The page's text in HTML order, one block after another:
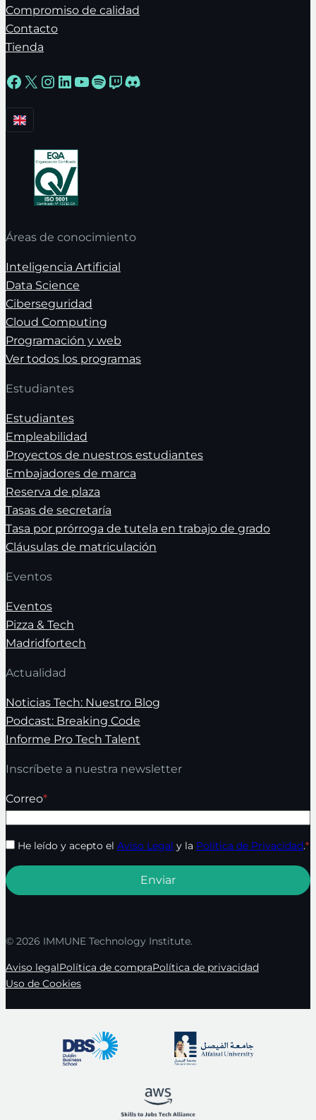
Compromiso de calidad
Contacto
Tienda
Facebook
X Instagram
LinkedIn
YouTube
Spotify
Twitch
Discord
Áreas de conocimiento
Inteligencia Artificial
Data Science
Ciberseguridad
Cloud Computing
Programación y web
Ver todos los programas
Estudiantes
Estudiantes
Empleabilidad
Proyectos de nuestros estudiantes
Embajadores de marca
Reserva de plaza
Tasas de secretaría
Tasa por prórroga de tutela en trabajo de grado
Cláusulas de matriculación
Eventos
Eventos
Pizza & Tech
Madridfortech
Actualidad
Noticias Tech: Nuestro Blog
Podcast: Breaking Code
Informe Pro Tech Talent
Inscríbete a nuestra newsletter
Correo*
He leído y acepto el Aviso Legal y la Política de Privacidad.*
© 2026 IMMUNE Technology Institute.
Aviso legalPolítica de compraPolítica de privacidad
Uso de Cookies